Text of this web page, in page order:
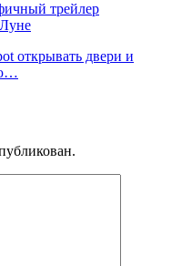
трейлер
открывать двери и